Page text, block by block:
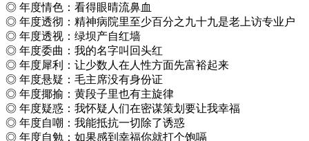
◎ 年度情色：看得眼晴流鼻血
◎ 年度透彻：精神病院里至少百分之九十九是老上访专业户
◎ 年度透视：绿坝产自红墙
◎ 年度委曲：我的名字叫回头红
◎ 年度犀利：让少数人在人性方面先富裕起来
◎ 年度悬疑：毛主席没有身份证
◎ 年度揶揄：黄段子里也有主旋律
◎ 年度疑惑：我怀疑人们在密谋策划要让我幸福
◎ 年度自嘲：我能抵抗一切除了诱惑
◎ 年度自勉：如果感到幸福你就打个饱嗝